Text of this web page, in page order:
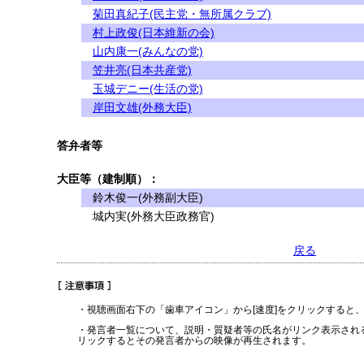
菊田真紀子(民主党・無所属クラブ)
村上政俊(日本維新の会)
山内康一(みんなの党)
笠井亮(日本共産党)
玉城デニー(生活の党)
岸田文雄(外務大臣)
答弁者等
大臣等（建制順）：
鈴木俊一(外務副大臣)
城内実(外務大臣政務官)
戻る
・視聴画面右下の「歯車アイコン」から[速度]をクリックすると
・発言者一覧について、説明・質疑者等の氏名がリンク表示さ
リックするとその発言者からの映像が再生されます。